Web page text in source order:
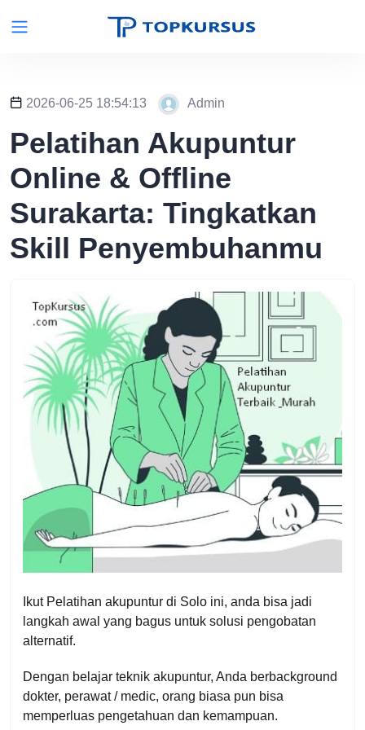
2026-06-25 18:54:13 Admin
Pelatihan Akupuntur
Online & Offline
Surakarta: Tingkatkan
Skill Penyembuhanmu
Ikut Pelatihan akupuntur di Solo ini, anda bisa jadi
langkah awal yang bagus untuk solusi pengobatan
alternatif.
Dengan belajar teknik akupuntur, Anda berbackground
dokter, perawat / medic, orang biasa pun bisa
memperluas pengetahuan dan kemampuan.